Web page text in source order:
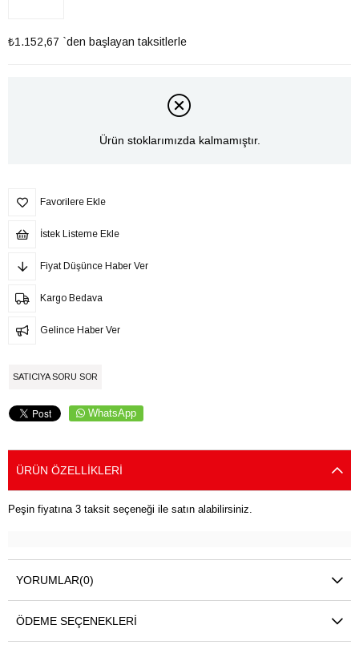
₺1.152,67 `den başlayan taksitlerle
Ürün stoklarımızda kalmamıştır.
Favorilere Ekle
İstek Listeme Ekle
Fiyat Düşünce Haber Ver
Kargo Bedava
Gelince Haber Ver
SATICIYA SORU SOR
WhatsApp
ÜRÜN ÖZELLIKLERI
Peşin fiyatına 3 taksit seçeneği ile satın alabilirsiniz.
YORUMLAR(0)
ÖDEME SEÇENEKLERI